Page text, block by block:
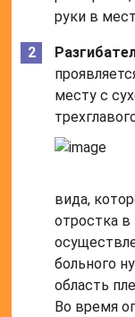
руки в
месту с
вида,
отростка в
больного
область
Во время